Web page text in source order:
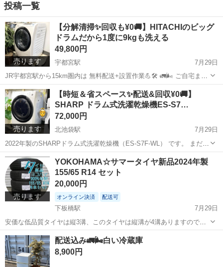
投稿一覧
売ります
【分解清掃✨回収も¥0🚚】HITACHIのビッグ
ドラムだから1度に9kgも洗える
49,800円
宇都宮駅
7月29日
JR宇都宮駅から15km圏内は 無料配送+設置作業💪🛠️ 🚛🌬 ご自宅まで
丁寧にお届けします(回収も無料) →アパートの階段作業も追加料金な
しです！ ⚠️物件によってはお手伝いいただく場合あります ⚠️窓から搬
入など特殊な作...
栃木 宇都宮市 宇都宮駅 生活家電 ビッグドラム
売ります
【時短＆省スペース✨配送&回収¥0🚚】
SHARP ドラム式洗濯乾燥機ES-S7…
72,000円
北池袋駅
7月29日
2022年製のSHARPドラム式洗濯乾燥機（ES-S7F-WL） です。 まだ新
しく、動作も良好です！ 正面にキズあるので安くしてありますが、回
収も込みの価格なので買い換えならばコスパ最強です ドラム式なのに
コンパクト...
東京 豊島区 生活家電 SHARP
売ります
YOKOHAMA☆サマータイヤ新品2024年製
155/65 R14 セット
20,000円
オンライン決済 配送可
下板橋駅
7月29日
安価な低品質タイヤは縦3溝、このタイヤは縦溝が4溝ありますので、
走れば判る燃費と静かさの違いを体感してください また、安売りタイ
ヤあるあるの早期ひび割れ、段差ワイヤー破損などが少ない製品です
ヨコハマタイヤ S306 ...
東京 板橋区 下板橋駅 タイヤ、ホイール
配送込み🚛🌬️白い冷蔵庫
8,900円